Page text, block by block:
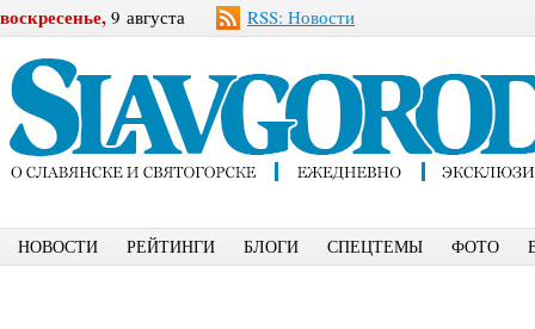
воскресенье, 9 августа RSS: Новости
НОВОСТИ РЕЙТИНГИ БЛОГИ СПЕЦТЕМЫ ФОТО